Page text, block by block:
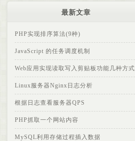
最新文章
PHP实现排序算法(9种)
JavaScript 的任务调度机制
Web应用实现读取写入剪贴板功能几种方式
Linux服务器Nginx日志分析
根据日志查看服务器QPS
PHP抓取一个网站内容
MySQL利用存储过程插入数据